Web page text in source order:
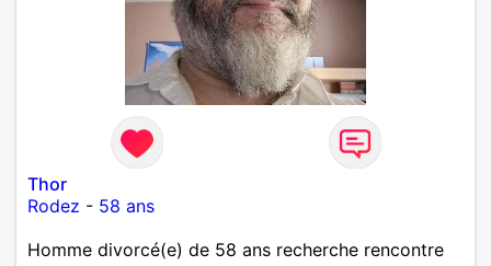
Thor
Rodez - 58 ans
Homme divorcé(e) de 58 ans recherche rencontre